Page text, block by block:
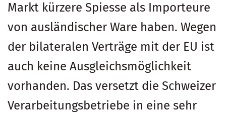
Markt kürzere Spiesse als Importeure
von ausländischer Ware haben. Wegen
der bilateralen Verträge mit der EU ist
auch keine Ausgleichsmöglichkeit
vorhanden. Das versetzt die Schweizer
Verarbeitungsbetriebe in eine sehr